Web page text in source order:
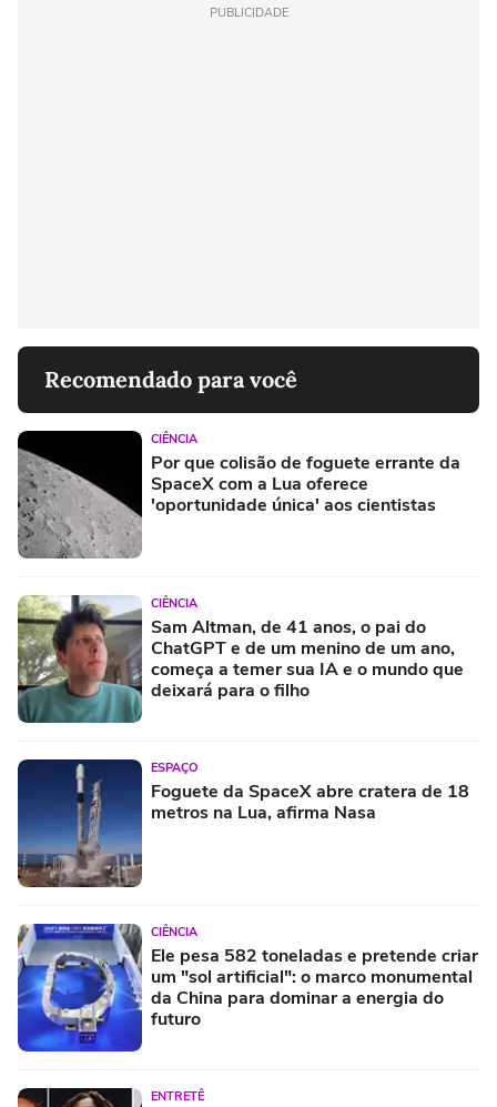
PUBLICIDADE
Recomendado para você
CIÊNCIA
Por que colisão de foguete errante da
SpaceX com a Lua oferece
'oportunidade única' aos cientistas
CIÊNCIA
Sam Altman, de 41 anos, o pai do
ChatGPT e de um menino de um ano,
começa a temer sua IA e o mundo que
deixará para o filho
ESPAÇO
Foguete da SpaceX abre cratera de 18
metros na Lua, afirma Nasa
CIÊNCIA
Ele pesa 582 toneladas e pretende criar
um "sol artificial": o marco monumental
da China para dominar a energia do
futuro
ENTRETÊ